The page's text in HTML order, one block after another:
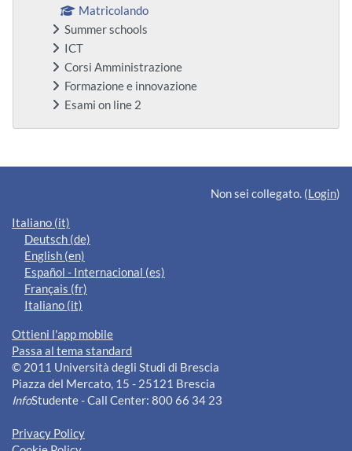
Matricolando
Summer schools
ICT
Corsi Amministrazione
Formazione e innovazione
Esami on line 2
Blocchi supplementari
Non sei collegato. (Login)
Italiano ‎(it)‎
Deutsch ‎(de)‎
English ‎(en)‎
Español - Internacional ‎(es)‎
Français ‎(fr)‎
Italiano ‎(it)‎
Ottieni l'app mobile
Passa al tema standard
© 2011 Università degli Studi di Brescia
Piazza del Mercato, 15 - 25121 Brescia
InfoStudente - Call Center: 800 66 34 23
Privacy Policy